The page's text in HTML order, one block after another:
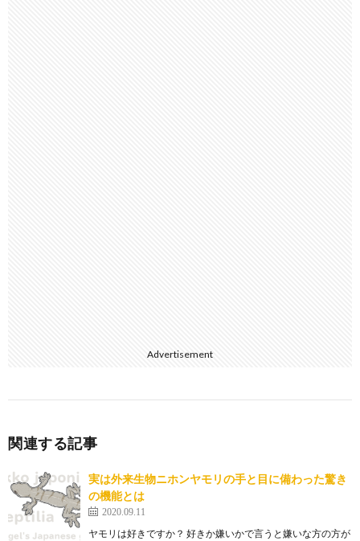
Advertisement
関連する記事
実は外来生物ニホンヤモリの手と目に備わった驚き
の機能とは
2020.09.11
ヤモリは好きですか？ 好きか嫌いかで言うと嫌いな方の方が